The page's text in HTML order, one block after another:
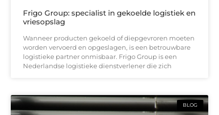
Frigo Group: specialist in gekoelde logistiek en
vriesopslag
Wanneer producten gekoeld of diepgevroren moeten
worden vervoerd en opgeslagen, is een betrouwbare
logistieke partner onmisbaar. Frigo Group is een
Nederlandse logistieke dienstverlener die zich
BLOG